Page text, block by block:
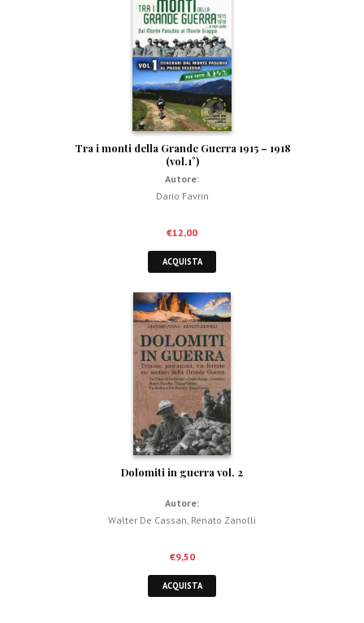
Tra i monti della Grande Guerra 1915 – 1918
(vol.1°)
Autore:
Dario Favrin
€12,00
ACQUISTA
Dolomiti in guerra vol. 2
Autore:
Walter De Cassan, Renato Zanolli
€9,50
ACQUISTA